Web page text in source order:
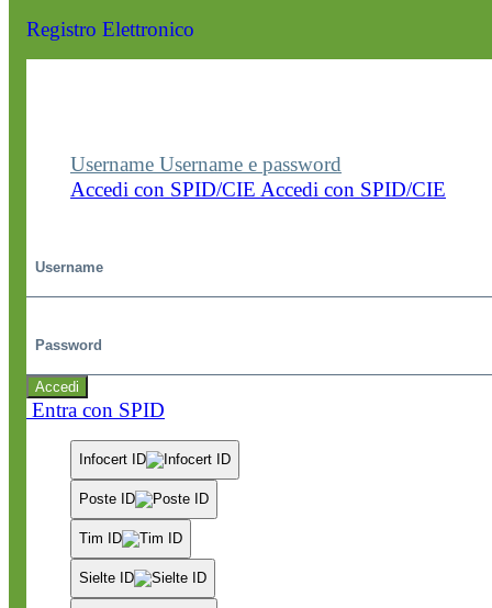
Registro Elettronico
Username Username e password
Accedi con SPID/CIE Accedi con SPID/CIE
Accedi
Entra con SPID
Infocert ID
Poste ID
Tim ID
Sielte ID